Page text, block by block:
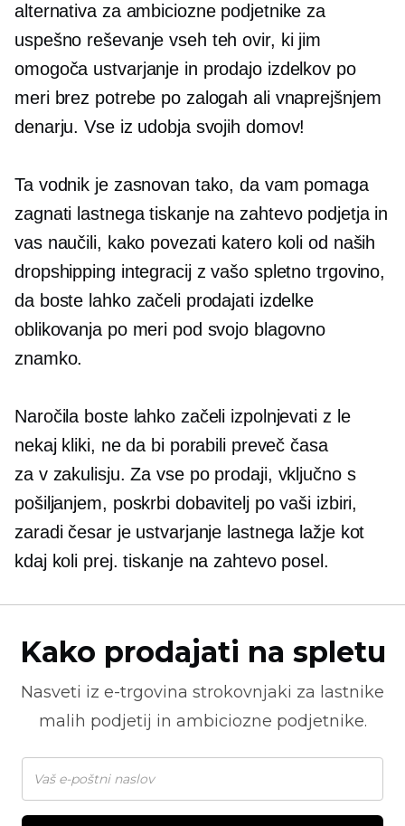
alternativa za ambiciozne podjetnike za
uspešno reševanje vseh teh ovir, ki jim
omogoča ustvarjanje in prodajo izdelkov po
meri brez potrebe po zalogah ali vnaprejšnjem
denarju. Vse iz udobja svojih domov!
Ta vodnik je zasnovan tako, da vam pomaga
zagnati lastnegatiskanje na zahtevopodjetja in
vas naučili, kako povezati katero koli od naših
dropshipping integracij z vašo spletno trgovino,
da boste lahko začeli prodajati izdelke
oblikovanja po meri pod svojo blagovno
znamko.
Naročila boste lahko začeli izpolnjevati z le
nekaj kliki, ne da bi porabili preveč časa
za v zakulisju. Za vse po prodaji, vključno s
pošiljanjem, poskrbi dobavitelj po vaši izbiri,
zaradi česar je ustvarjanje lastnega lažje kot
kdaj koli prej.tiskanje na zahtevoposel.
Kako prodajati na spletu
Nasveti iz e-trgovina strokovnjaki za lastnike
malih podjetij in ambiciozne podjetnike.